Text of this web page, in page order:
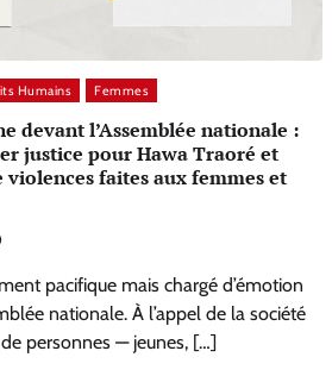
Humains Femmes
devant l’Assemblée nationale :
justice pour Hawa Traoré et
faites aux femmes et
pacifique mais chargé d’émotion
nationale. À l’appel de la société
personnes — jeunes, […]